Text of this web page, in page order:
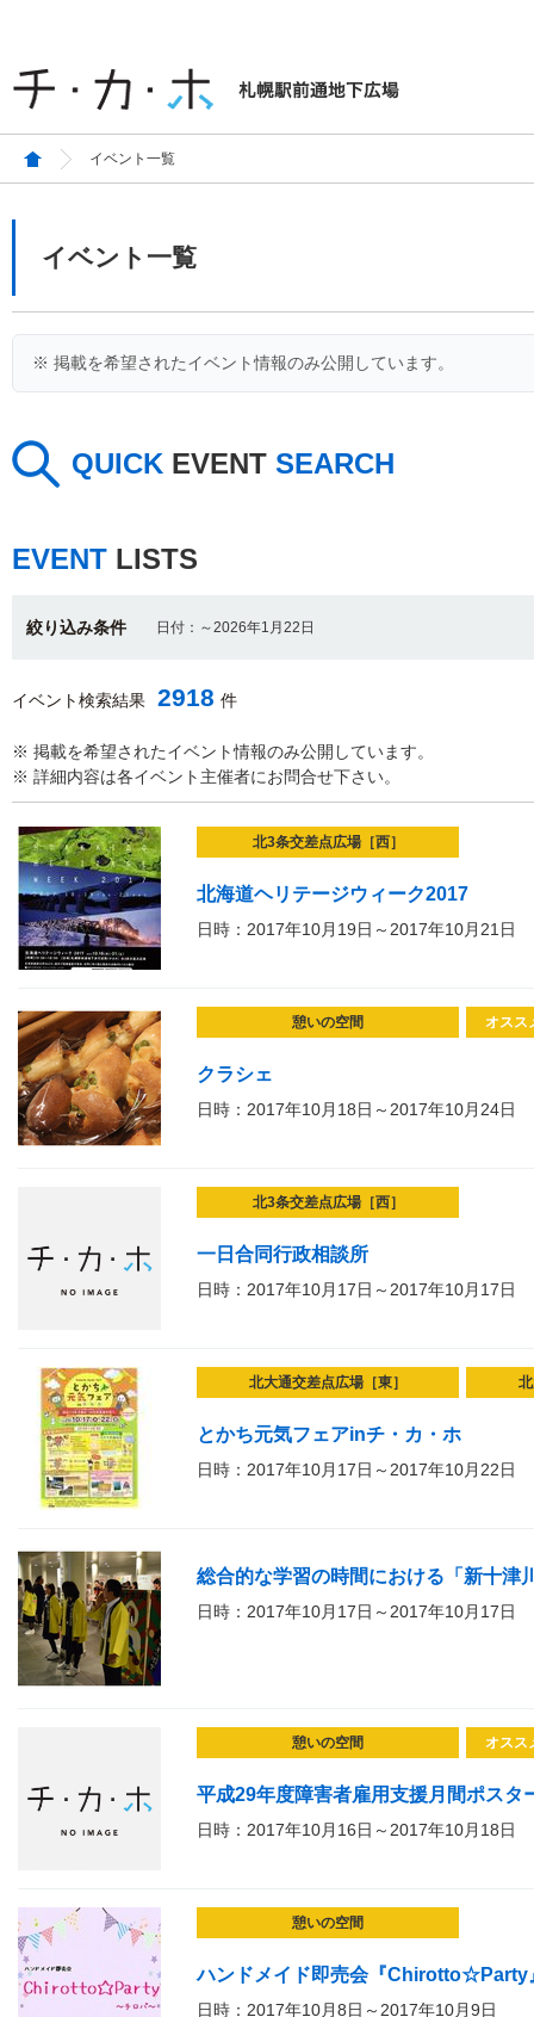
イベント一覧
イベント一覧
※ 掲載を希望されたイベント情報のみ公開しています。
QUICK EVENT SEARCH
EVENT LISTS
絞り込み条件 日付：～2026年1月22日
イベント検索結果 2918 件
※ 掲載を希望されたイベント情報のみ公開しています。
※ 詳細内容は各イベント主催者にお問合せ下さい。
北3条交差点広場［西］
北海道ヘリテージウィーク2017
日時：2017年10月19日～2017年10月21日
憩いの空間 オスス
クラシェ
日時：2017年10月18日～2017年10月24日
北3条交差点広場［西］
一日合同行政相談所
日時：2017年10月17日～2017年10月17日
北大通交差点広場［東］
とかち元気フェアinチ・カ・ホ
日時：2017年10月17日～2017年10月22日
総合的な学習の時間における「新十津
日時：2017年10月17日～2017年10月17日
憩いの空間 オスス
平成29年度障害者雇用支援月間ポスタ
日時：2017年10月16日～2017年10月18日
憩いの空間
ハンドメイド即売会『Chirotto☆Party
日時：2017年10月8日～2017年10月9日